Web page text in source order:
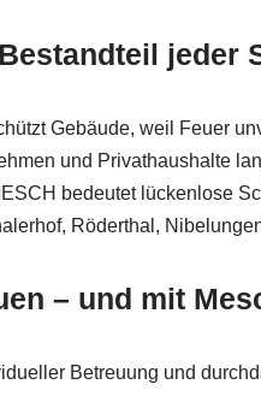
jeder
Gebäude, weil Feuer
und Privathaushalte
bedeutet lückenlose
Röderthal,
– und mit
Betreuung und